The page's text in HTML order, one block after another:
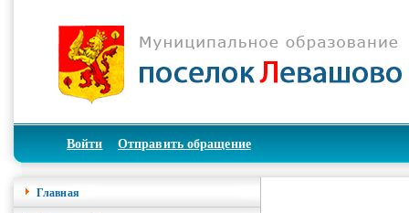
Войти Отправить обращение
Главная